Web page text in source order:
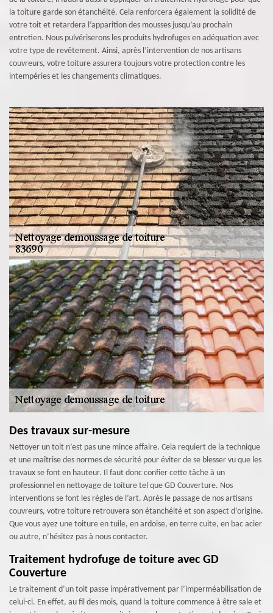
la toiture garde son étanchéité. Cela renforcera également la solidité de
votre toit et retardera l’apparition des mousses jusqu’au prochain
entretien. Nous pulvériserons les produits hydrofuges en adéquation avec
votre type de revêtement. Ainsi, après l’intervention de nos artisans
couvreurs, votre toiture assurera toujours votre protection contre les
intempéries et les changements climatiques.
Des travaux sur-mesure
Nettoyer un toit n’est pas une mince affaire. Cela requiert de la technique
et une maîtrise des normes de sécurité pour éviter de se blesser vu que les
travaux se font en hauteur. Il faut donc confier cette tâche à un
professionnel en nettoyage de toiture tel que GD Couverture. Nos
interventions se font les règles de l’art. Après le passage de nos artisans
couvreurs, votre toiture retrouvera son étanchéité et son aspect d’origine.
Que vous ayez une toiture en tuile, en ardoise, en terre cuite, en bac acier
ou autre, n’hésitez pas à nous contacter.
Traitement hydrofuge de toiture avec GD
Couverture
Le traitement d’un toit passe impérativement par l’imperméabilisation de
celui-ci. En effet, au fil des mois, quand la toiture commence à être sale et